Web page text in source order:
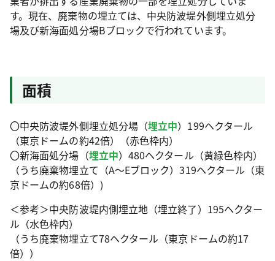
す。現在、廃棄物の埋立ては、中央防波堤外側埋立処分
場及び新海面処分場Bブロックで行われています。
面積
〇中央防波堤外側埋立処分場（埋立中）199ヘクタール
（東京ドームの約42倍）（赤色枠内）
〇新海面処分場（埋立中）480ヘクタール（黄緑色枠内）
（うち廃棄物埋立て（A～Eブロック）319ヘクタール（東
京ドームの約68倍）)
＜参考＞中央防波堤内側埋立地（埋立終了）195ヘクター
ル（水色枠内）
（うち廃棄物埋立て78ヘクタール（東京ドームの約17
倍））